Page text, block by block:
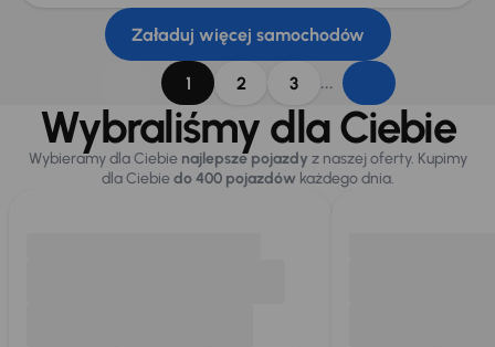
Załaduj więcej samochodów
1 2 3 ...
Wybraliśmy dla Ciebie
Wybieramy dla Ciebie najlepsze pojazdy z naszej oferty. Kupimy
dla Ciebiedo 400 pojazdówkażdego dnia.